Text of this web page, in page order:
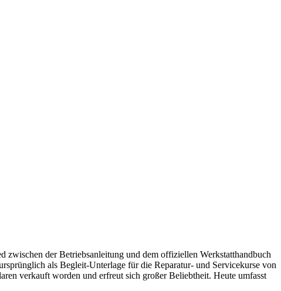
zwischen der Betriebsanleitung und dem offiziellen Werkstatthandbuch
als Begleit-Unterlage für die Reparatur- und Servicekurse von
verkauft worden und erfreut sich großer Beliebtheit. Heute umfasst